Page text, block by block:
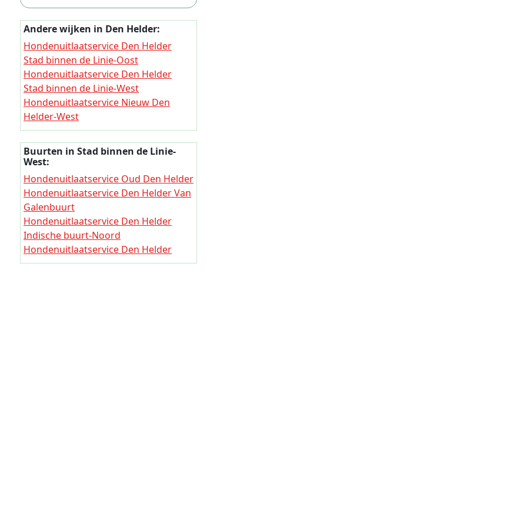
Andere wijken in Den Helder:
Hondenuitlaatservice Den Helder
Stad binnen de Linie-Oost
Hondenuitlaatservice Den Helder
Stad binnen de Linie-West
Hondenuitlaatservice Nieuw Den
Helder-West
Hondenuitlaatservice Nieuw Den
Helder-Oost
Hondenuitlaatservice Den Helder De
Schooten
Hondenuitlaatservice Den Helder Het
Koegras
Hondenuitlaatservice Den Helder
Duinzoom
Hondenuitlaatservice Den Helder
Julianadorp
Buurten in Stad binnen de Linie-
West:
Hondenuitlaatservice Oud Den Helder
Hondenuitlaatservice Den Helder Van
Galenbuurt
Hondenuitlaatservice Den Helder
Indische buurt-Noord
Hondenuitlaatservice Den Helder
Indische buurt-Zuid